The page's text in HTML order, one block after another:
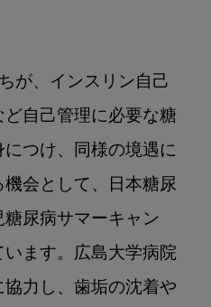
が、インスリン自己
自己管理に必要な糖
つけ、同様の境遇に
会として、日本糖尿
尿病サマーキャン
ます。広島大学病院
力し、歯垢の沈着や